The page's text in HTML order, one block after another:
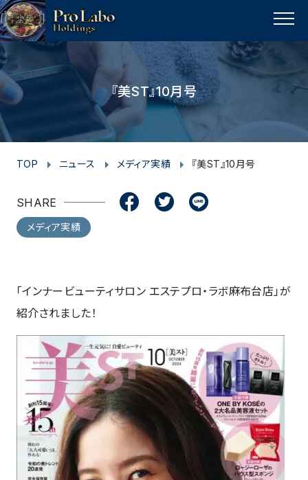
MENU
『美ST』10月号
TOP ニュース メディア実績 『美ST』10月号
SHARE
c
e
b
o
o
k
i
t
t
e
n
e
メディア実績
「インナービューティサロン エステプロ・ラボ麻布台店」が
紹介されました！
p
a
g
e
t
o
p
s
t
a
g
r
a
m
c
e
b
o
k
i
t
t
e
r
u
t
u
e